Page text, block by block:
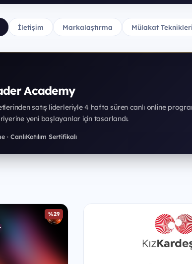
İletişim Markalaştırma Mülakat Teknikleri
Academy
satış liderleriyle 4 hafta süren canlı online
yeni başlayanlar için tasarlandı.
· CanlıKatılım Sertifikalı
%29